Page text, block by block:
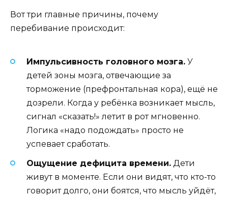
Вот три главные причины, почему
перебивание происходит:
Импульсивность головного мозга. У
детей зоны мозга, отвечающие за
торможение (префронтальная кора), ещё не
дозрели. Когда у ребёнка возникает мысль,
сигнал «сказать!» летит в рот мгновенно.
Логика «надо подождать» просто не
успевает сработать.
Ощущение дефицита времени. Дети
живут в моменте. Если они видят, что кто-то
говорит долго, они боятся, что мысль уйдёт,